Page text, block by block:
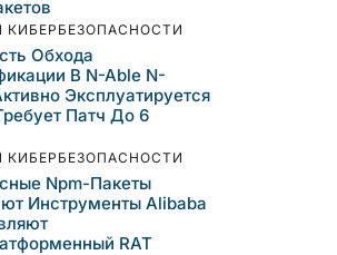
КИБЕРБЕЗОПАСНОСТИ
Обхода
В N-Able N-
Эксплуатируется
Патч До 6
КИБЕРБЕЗОПАСНОСТИ
Npm-Пакеты
Инструменты Alibaba
RAT